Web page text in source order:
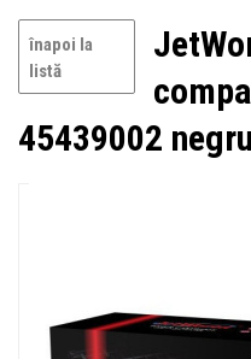
înapoi la
listă
45439002